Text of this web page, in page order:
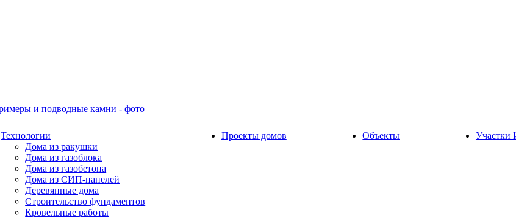
Технологии
Дома из ракушки
Дома из газоблока
Дома из газобетона
Дома из СИП-панелей
Деревянные дома
Строительство фундаментов
Кровельные работы
Проекты домов Объекты